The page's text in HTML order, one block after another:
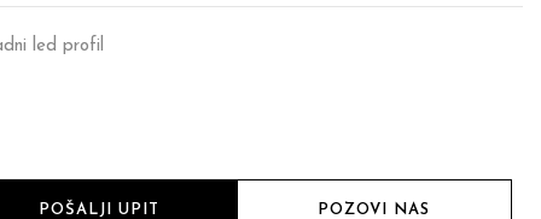
led profil
POŠALJI UPIT POZOVI NAS